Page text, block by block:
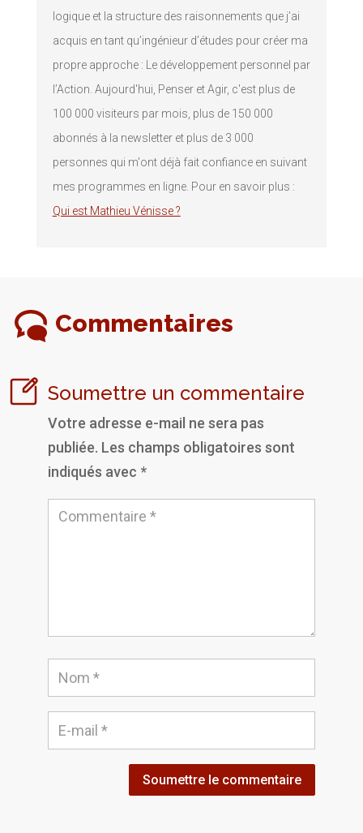
logique et la structure des raisonnements que j’ai
acquis en tant qu’ingénieur d’études pour créer ma
propre approche : Le développement personnel par
l’Action. Aujourd'hui, Penser et Agir, c'est plus de
100 000 visiteurs par mois, plus de 150 000
abonnés à la newsletter et plus de 3 000
personnes qui m'ont déjà fait confiance en suivant
mes programmes en ligne. Pour en savoir plus :
Qui est Mathieu Vénisse ?
Commentaires
Soumettre un commentaire
Votre adresse e-mail ne sera pas
publiée. Les champs obligatoires sont
indiqués avec *
Soumettre le commentaire